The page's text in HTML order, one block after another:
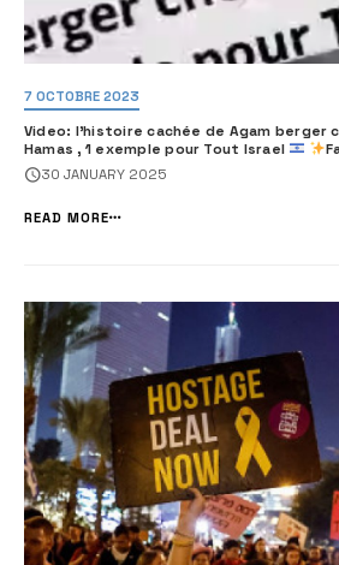
7 OCTOBRE 2023
Video: l’histoire cachée de Agam
Hamas , 1 exemple pour Tout Israel
message à tout le Am Israël
30 JANUARY 2025
READ MORE